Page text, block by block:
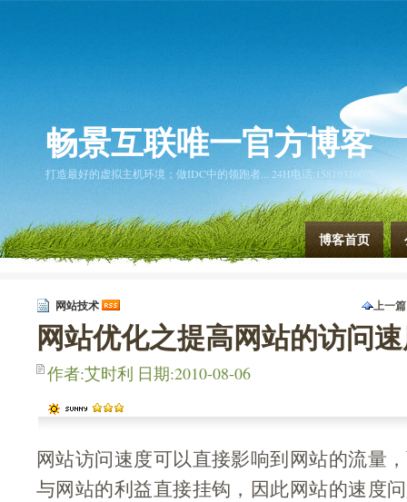
畅景互联唯一官方博客
打造最好的虚拟主机环境；做IDC中的领跑者... 24H电话:15810326078
博客首页
上一
下一
网站技术
网站优化之提高网站的访问
作者:艾时利 日期:2010-08-06
网站访问速度可以直接影响到网站的流量
与网站的利益直接挂钩，因此网站的速度